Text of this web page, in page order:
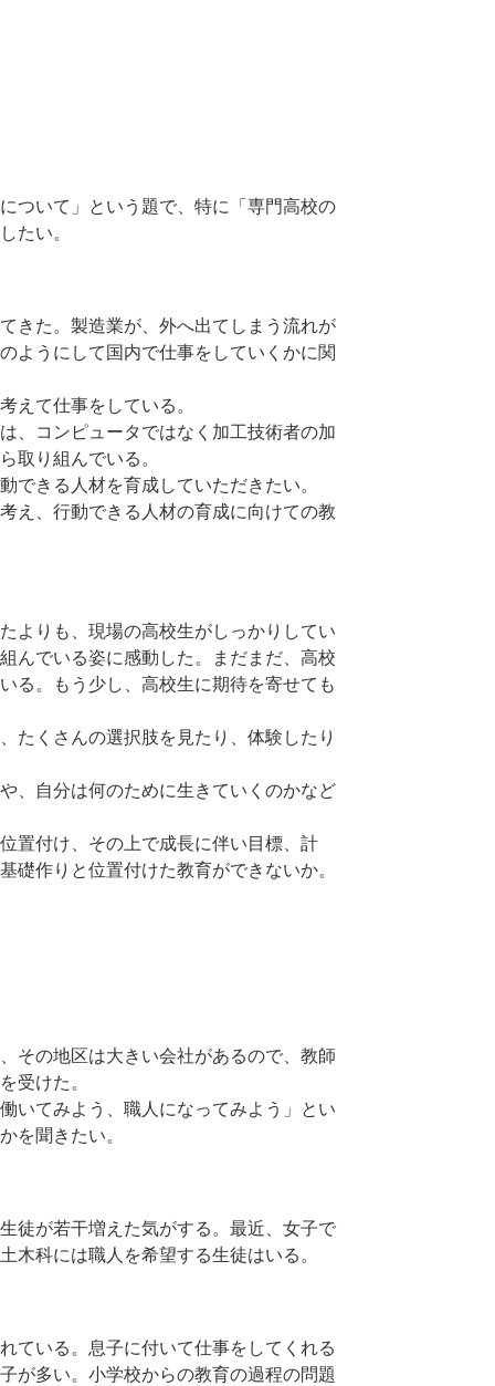
ついて」という題で、特に「専門高校の
たい。
きた。製造業が、外へ出てしまう流れが
ようにして国内で仕事をしていくかに関
えて仕事をしている。
、コンピュータではなく加工技術者の加
取り組んでいる。
できる人材を育成していただきたい。
え、行動できる人材の育成に向けての教
よりも、現場の高校生がしっかりしてい
んでいる姿に感動した。まだまだ、高校
る。もう少し、高校生に期待を寄せても
たくさんの選択肢を見たり、体験したり
、自分は何のために生きていくのかなど
置付け、その上で成長に伴い目標、計
礎作りと位置付けた教育ができないか。
その地区は大きい会社があるので、教師
受けた。
いてみよう、職人になってみよう」とい
を聞きたい。
徒が若干増えた気がする。最近、女子で
木科には職人を希望する生徒はいる。
ている。息子に付いて仕事をしてくれる
が多い。小学校からの教育の過程の問題